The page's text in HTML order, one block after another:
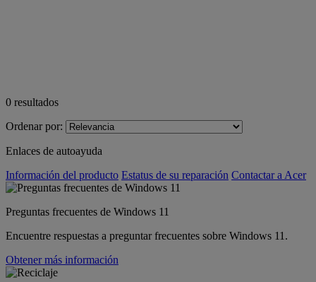
0 resultados
Ordenar por:
Enlaces de autoayuda
Información del producto Estatus de su reparación Contactar a Acer
Preguntas frecuentes de Windows 11
Encuentre respuestas a preguntar frecuentes sobre Windows 11.
Obtener más información